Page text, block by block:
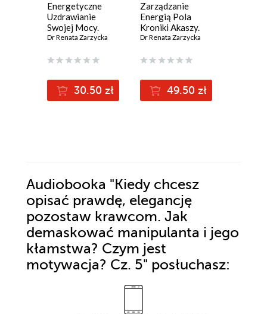
Energetyczne
Uzdrawianie
Swojej Mocy.
Kronika Akaszy
cz.8
Dr Renata Zarzycka
30.50 zł
Zarządzanie
Energią Pola
Kroniki Akaszy.
Kwantowa Moc
Księga 2
Dr Renata Zarzycka
49.50 zł
Audiobooka "Kiedy chcesz
opisać prawdę, elegancję
pozostaw krawcom. Jak
demaskować manipulanta i jego
kłamstwa? Czym jest
motywacja? Cz. 5" posłuchasz: